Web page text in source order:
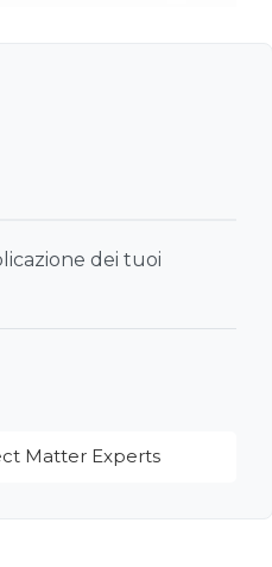
dei tuoi
Matter Experts